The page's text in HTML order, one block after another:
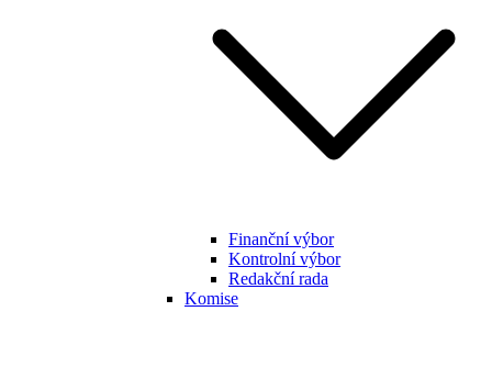
Finanční výbor
Kontrolní výbor
Redakční rada
Komise